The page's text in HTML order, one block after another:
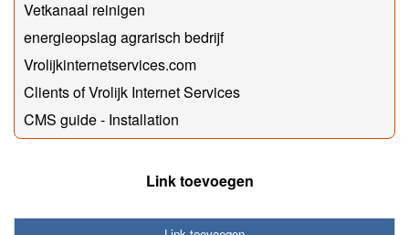
Vetkanaal reinigen
energieopslag agrarisch bedrijf
Vrolijkinternetservices.com
Clients of Vrolijk Internet Services
CMS guide - Installation
Link toevoegen